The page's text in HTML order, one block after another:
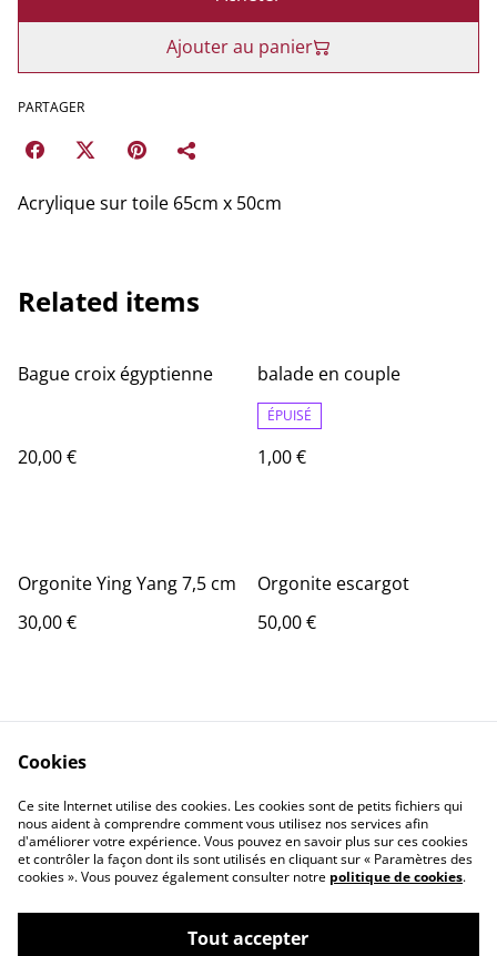
Ajouter au panier
PARTAGER
Acrylique sur toile 65cm x 50cm
Related items
Bague croix égyptienne
20,00 €
balade en couple
ÉPUISÉ
1,00 €
Orgonite Ying Yang 7,5 cm
30,00 €
Orgonite escargot
50,00 €
Contact
Informations Légale
politique de
confidentialité
Cookie
Cookies
Ce site Internet utilise des cookies. Les cookies sont de petits fichiers qui
nous aident à comprendre comment vous utilisez nos services afin
d'améliorer votre expérience. Vous pouvez en savoir plus sur ces cookies
et contrôler la façon dont ils sont utilisés en cliquant sur « Paramètres des
cookies ». Vous pouvez également consulter notre politique de cookies.
Tout accepter